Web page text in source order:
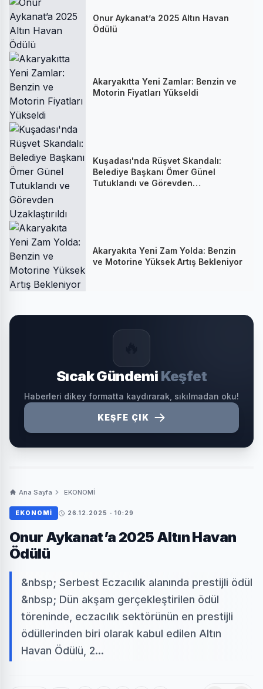
Onur Aykanat’a 2025 Altın Havan
Ödülü
Akaryakıtta Yeni Zamlar: Benzin ve
Motorin Fiyatları Yükseldi
Kuşadası'nda Rüşvet Skandalı:
Belediye Başkanı Ömer Günel
Tutuklandı ve Görevden
Akaryakıta Yeni Zam Yolda: Benzin
ve Motorine Yüksek Artış Bekleniyor
Sıcak Gündemi Keşfet
Haberleri dikey formatta kaydırarak, sıkılmadan oku!
KEŞFE ÇIK
Ana Sayfa EKONOMİ
EKONOMİ 26.12.2025 - 10:29
Onur Aykanat’a 2025 Altın Havan
Ödülü
&nbsp; Serbest Eczacılık alanında prestijli ödül
&nbsp; Dün akşam gerçekleştirilen ödül
töreninde, eczacılık sektörünün en prestijli
ödüllerinden biri olarak kabul edilen Altın
Havan Ödülü, 2...